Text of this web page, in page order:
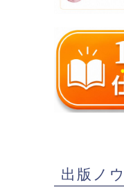
出版ノ